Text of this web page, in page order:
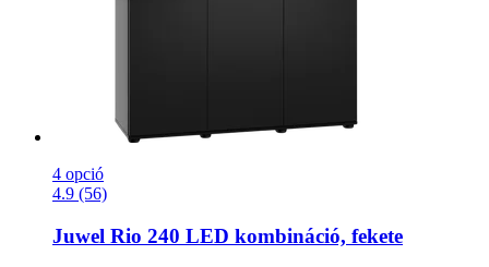
4 opció
4.9 (56)
Juwel Rio 240 LED kombináció, fekete